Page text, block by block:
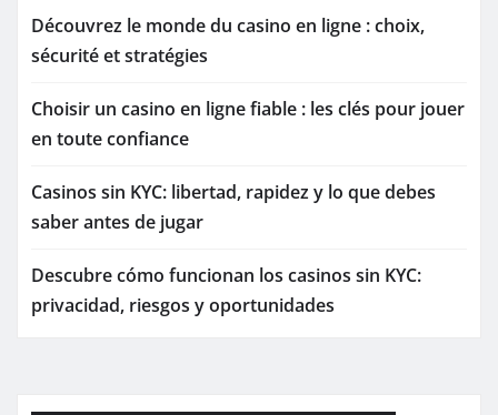
Découvrez le monde du casino en ligne : choix,
sécurité et stratégies
Choisir un casino en ligne fiable : les clés pour jouer
en toute confiance
Casinos sin KYC: libertad, rapidez y lo que debes
saber antes de jugar
Descubre cómo funcionan los casinos sin KYC:
privacidad, riesgos y oportunidades